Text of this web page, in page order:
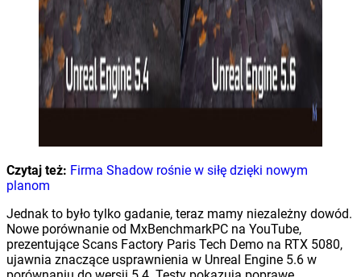
Czytaj też: Firma Shadow rośnie w siłę dzięki nowym
planom
Jednak to było tylko gadanie, teraz mamy niezależny dowód.
Nowe porównanie od MxBenchmarkPC na YouTube,
prezentujące Scans Factory Paris Tech Demo na RTX 5080,
ujawnia znaczące usprawnienia w Unreal Engine 5.6 w